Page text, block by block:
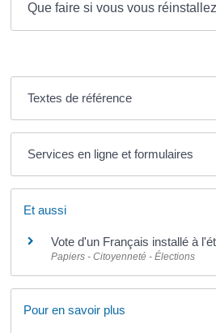
Que faire si vous vous
Textes de référence
Services en ligne et formulaires
Et aussi
Vote d'un Français installé à
Papiers - Citoyenneté - Élections
Pour en savoir plus